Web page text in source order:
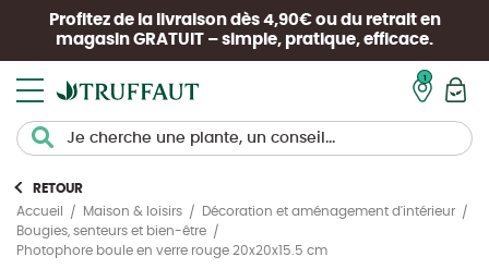
Profitez de la livraison dès 4,90€ ou du retrait en
magasin GRATUIT – simple, pratique, efficace.
RETOUR
Accueil
Maison & loisirs
Décoration et aménagement d'intérieur
Bougies, senteurs et bien-être
Photophore boule en verre rouge 20x20x15.5 cm